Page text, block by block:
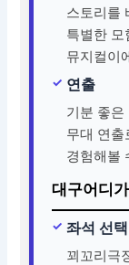
스토리를
특별한 모
뮤지컬이
연출
기분 좋은
무대 연출
경험해볼
대구어디
좌석 선택
꾀꼬리극